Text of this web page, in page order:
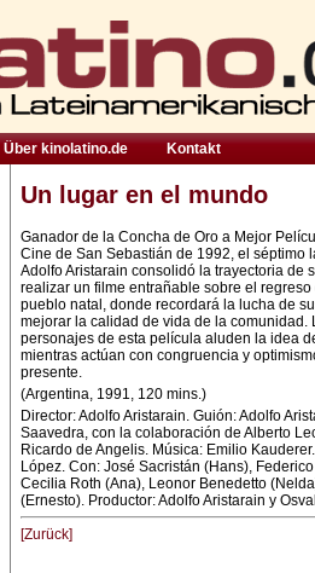
Über kinolatino.de Kontakt
Un lugar en el mundo
Ganador de la Concha de Oro a Mejor
Cine de San Sebastián de 1992, el séptimo
Adolfo Aristarain consolidó la trayectoria de
realizar un filme entrañable sobre el regreso
pueblo natal, donde recordará la lucha de
mejorar la calidad de vida de la comunidad.
personajes de esta película aluden la idea
mientras actúan con congruencia y
presente.
(Argentina, 1991, 120 mins.)
Director: Adolfo Aristarain. Guión: Adolfo
Saavedra, con la colaboración de Alberto
Ricardo de Angelis. Música: Emilio
López. Con: José Sacristán (Hans),
Cecilia Roth (Ana), Leonor Benedetto
(Ernesto). Productor: Adolfo Aristarain y
[Zurück]